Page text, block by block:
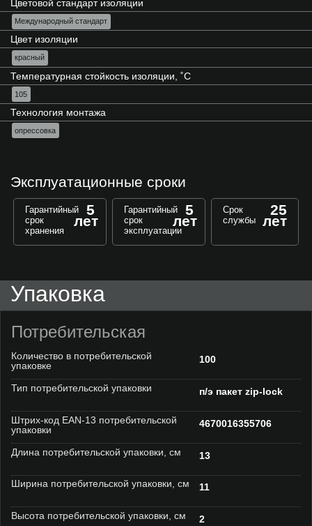
Цветовой стандарт изоляции
Международный стандарт
Цвет изоляции
красный
Температурная стойкость изоляции, ˚С
105
Технология монтажа
опрессовка
Эксплуатационные сроки
Гарантийный
срок
хранения
5
лет
Гарантийный
срок
эксплуатации
5
лет
Срок
службы
25
лет
Упаковка
Потребительская
Количество в потребительской
упаковке
100
Тип потребительской упаковки п/э пакет zip-lock
Штрих-код EAN-13 потребительской
упаковки
4670016355706
Длина потребительской упаковки, см 13
Ширина потребительской упаковки, см 11
Высота потребительской упаковки, см 2